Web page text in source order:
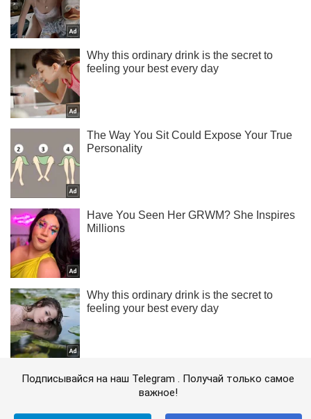
Подписывайся на наш Telegram . Получай только самое
важное!